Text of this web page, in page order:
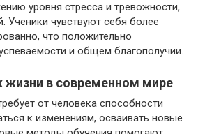
уровня стресса и тревожности,
Ученики чувствуют себя более
что положительно
и общем благополучии.
жизни в современном мире
от человека способности
к изменениям, осваивать новые